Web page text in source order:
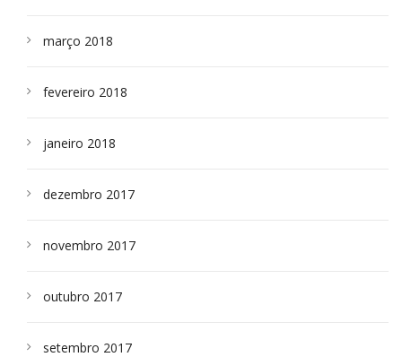
março 2018
fevereiro 2018
janeiro 2018
dezembro 2017
novembro 2017
outubro 2017
setembro 2017